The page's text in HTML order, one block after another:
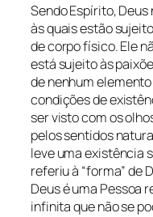
Sendo Espírito,
às quais estão
de corpo físico. Ele
está sujeito às
de nenhum
condições de
ser visto com os
pelos sentidos
leve uma existência
referiu à “forma” de
Deus é uma Pessoa
infinita que não se